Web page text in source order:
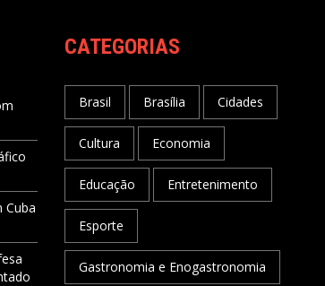
Cuba
CATEGORIAS
Brasil Brasília Cidades
Cultura Economia
Educação Entretenimento
Esporte
Gastronomia e Enogastronomia